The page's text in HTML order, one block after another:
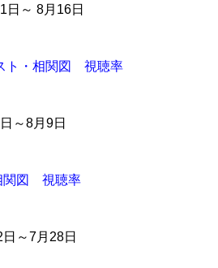
～ 8月16日
ト・相関図 視聴率
～8月9日
関図 視聴率
～7月28日